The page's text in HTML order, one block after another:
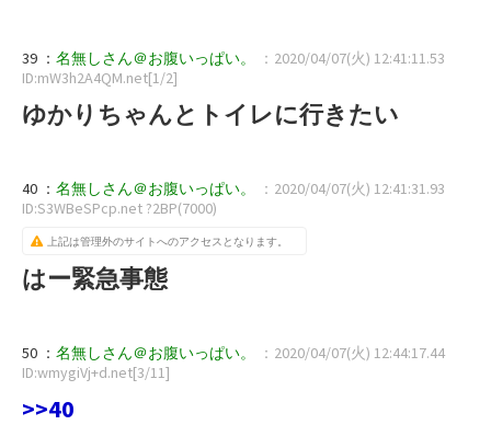
39 ： 名無しさん＠お腹いっぱい。
：2020/04/07(火) 12:41:11.53
ID:mW3h2A4QM.net[1/2]
ゆかりちゃんとトイレに行きたい
40 ： 名無しさん＠お腹いっぱい。
：2020/04/07(火) 12:41:31.93
ID:S3WBeSPcp.net ?2BP(7000)
上記は管理外のサイトへのアクセスとなります。
はー緊急事態
50 ： 名無しさん＠お腹いっぱい。
：2020/04/07(火) 12:44:17.44
ID:wmygiVj+d.net[3/11]
>>40